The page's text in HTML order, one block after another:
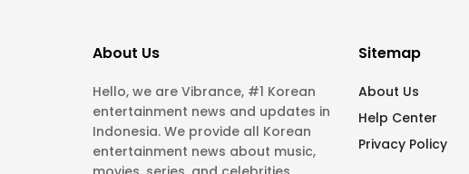
About Us
Hello, we are Vibrance, #1 Korean
entertainment news and updates in
Indonesia. We provide all Korean
entertainment news about music,
Sitemap
About Us
Help Center
Privacy Policy